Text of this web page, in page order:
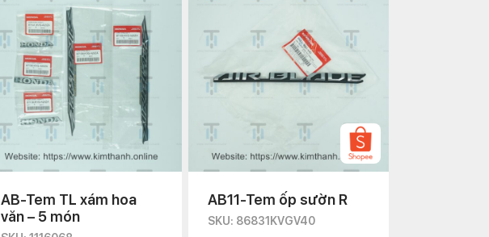
AB-Tem TL xám hoa
văn – 5 món
AB11-Tem ốp sườn R
SKU: 86831KVGV40